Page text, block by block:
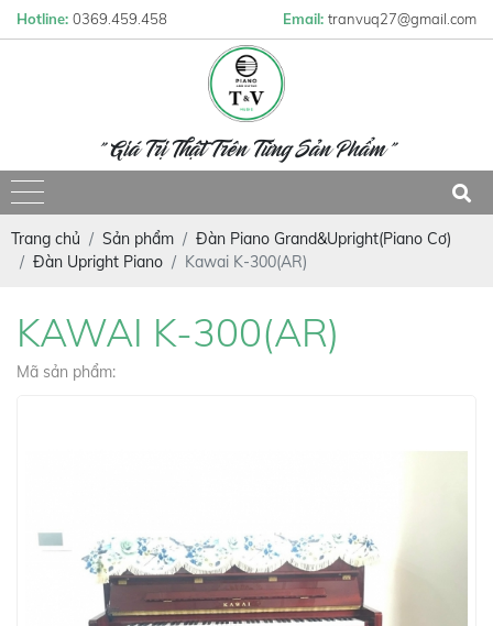
Hotline: 0369.459.458 Email: tranvuq27@gmail.com
" Giá Trị Thật Trên Từng Sản Phẩm "
Trang chủ Sản phẩm
Đàn Piano Grand&Upright(Piano Cơ)
Đàn Upright Piano
Kawai K-300(AR)
KAWAI K-300(AR)
Mã sản phẩm: